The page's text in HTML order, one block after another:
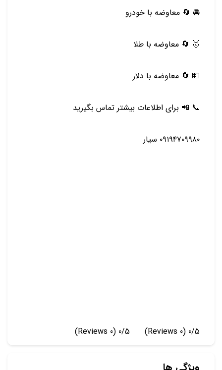
🚘 🔄 معاوضه با خودرو
🥇 🔄 معاوضه با طلا
💵 🔄 معاوضه با دلار
📞 📲 برای اطلاعات بیشتر تماس بگیرید
۰۹۱۹۴۷۰۹۹۸۰ سیار
0/5
(0 Reviews)
0/5
(0 Reviews)